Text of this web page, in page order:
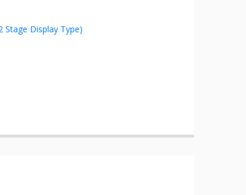
Stage Display Type)